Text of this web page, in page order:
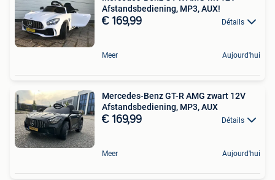
Afstandsbediening, MP3, AUX!
€ 169,99 Détails
Meer Aujourd'hui
Mercedes-Benz GT-R AMG zwart 12V
Afstandsbediening, MP3, AUX
€ 169,99 Détails
Meer Aujourd'hui